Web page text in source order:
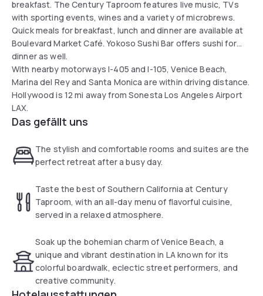
breakfast. The Century Taproom features live music, TVs
with sporting events, wines and a variety of microbrews.
Quick meals for breakfast, lunch and dinner are available at
Boulevard Market Café. Yokoso Sushi Bar offers sushi for
dinner as well.
With nearby motorways I-405 and I-105, Venice Beach,
Marina del Rey and Santa Monica are within driving distance.
Hollywood is 12 mi away from Sonesta Los Angeles Airport
LAX.
Das gefällt uns
The stylish and comfortable rooms and suites are the
perfect retreat after a busy day.
Taste the best of Southern California at Century
Taproom, with an all-day menu of flavorful cuisine,
served in a relaxed atmosphere.
Soak up the bohemian charm of Venice Beach, a
unique and vibrant destination in LA known for its
colorful boardwalk, eclectic street performers, and
creative community.